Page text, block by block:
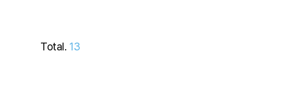
Total. 13